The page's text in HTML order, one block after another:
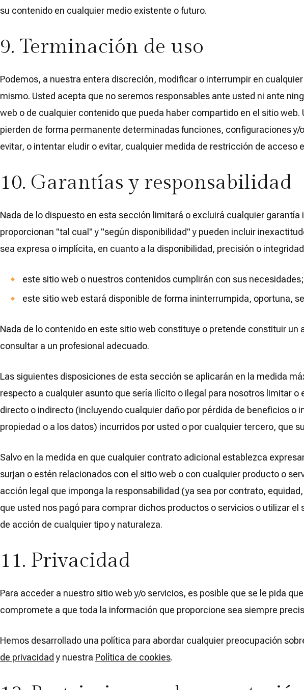
su contenido en cualquier medio existente o futuro.
9. Terminación de uso
Podemos, a nuestra entera discreción, modificar o interrumpir en
mismo. Usted acepta que no seremos responsables ante usted ni ante
web o de cualquier contenido que pueda haber compartido en el sitio
pierden de forma permanente determinadas funciones, configuraciones
evitar, o intentar eludir o evitar, cualquier medida de restricción de acceso
10. Garantías y responsabilidad
Nada de lo dispuesto en esta sección limitará o excluirá cualquier
proporcionan "tal cual" y "según disponibilidad" y pueden incluir
sea expresa o implícita, en cuanto a la disponibilidad, precisión o
este sitio web o nuestros contenidos cumplirán con sus necesidades;
este sitio web estará disponible de forma ininterrumpida, oportuna,
Nada de lo contenido en este sitio web constituye o pretende constituir
consultar a un profesional adecuado.
Las siguientes disposiciones de esta sección se aplicarán en la medida
respecto a cualquier asunto que sería ilícito o ilegal para nosotros limitar
directo o indirecto (incluyendo cualquier daño por pérdida de beneficios o
propiedad o a los datos) incurridos por usted o por cualquier tercero, que
Salvo en la medida en que cualquier contrato adicional establezca
surjan o estén relacionados con el sitio web o con cualquier producto o
acción legal que imponga la responsabilidad (ya sea por contrato,
que usted nos pagó para comprar dichos productos o servicios o utilizar
de acción de cualquier tipo y naturaleza.
11. Privacidad
Para acceder a nuestro sitio web y/o servicios, es posible que se le pida
compromete a que toda la información que proporcione sea siempre
Hemos desarrollado una política para abordar cualquier preocupación
de privacidady nuestra Política de cookies.